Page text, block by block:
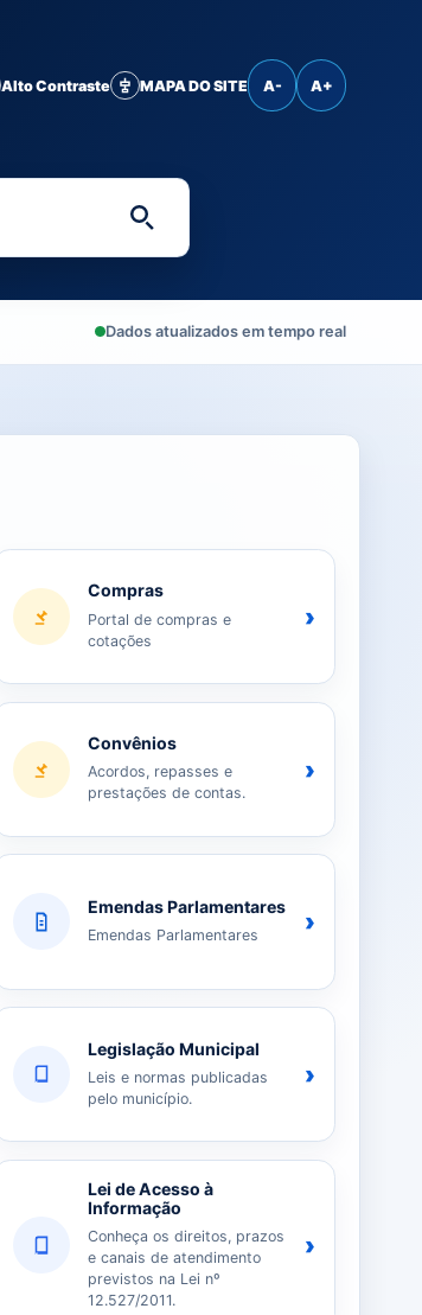
Alto Contraste MAPA DO SITE A- A+
Digite uma palavra-
Dados atualizados em tempo real
Compras
Portal de compras e
cotações
›
Convênios
Acordos, repasses e
prestações de contas.
›
Emendas Parlamentares
Emendas Parlamentares ›
Legislação Municipal
Leis e normas publicadas
pelo município.
›
Lei de Acesso à
Informação
Conheça os direitos, prazos
e canais de atendimento
previstos na Lei nº
12.527/2011.
›